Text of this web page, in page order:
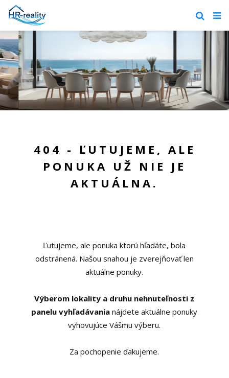
404 - ĽUTUJEME, ALE
PONUKA UŽ NIE JE
AKTUÁLNA.
Ľutujeme, ale ponuka ktorú hľadáte, bola
odstránená. Našou snahou je zverejňovať len
aktuálne ponuky.
Výberom lokality a druhu nehnuteľnosti z
panelu vyhľadávania nájdete aktuálne ponuky
vyhovujúce Vášmu výberu.
Za pochopenie ďakujeme.